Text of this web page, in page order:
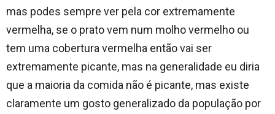
mas podes sempre ver pela cor extremamente
vermelha, se o prato vem num molho vermelho ou
tem uma cobertura vermelha então vai ser
extremamente picante, mas na generalidade eu diria
que a maioria da comida não é picante, mas existe
claramente um gosto generalizado da população por